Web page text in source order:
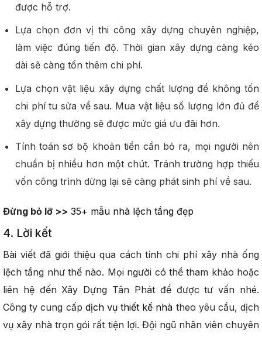
được hỗ trợ.
Lựa chọn đơn vị thi công xây dựng chuyên nghiệp,
làm việc đúng tiến độ. Thời gian xây dựng càng kéo
dài sẽ càng tốn thêm chi phí.
Lựa chọn vật liệu xây dựng chất lượng để không tốn
chi phí tu sửa về sau. Mua vật liệu số lượng lớn đủ để
xây dựng thường sẽ được mức giá ưu đãi hơn.
Tính toán sơ bộ khoản tiền cần bỏ ra, mọi người nên
chuẩn bị nhiều hơn một chút. Tránh trường hợp thiếu
vốn công trình dừng lại sẽ càng phát sinh phí về sau.
Đừng bỏ lỡ >> 35+ mẫu nhà lệch tầng đẹp
4. Lời kết
Bài viết đã giới thiệu qua cách tính chi phí xây nhà ống
lệch tầng như thế nào. Mọi người có thể tham khảo hoặc
liên hệ đến Xây Dựng Tân Phát để được tư vấn nhé.
Công ty cung cấp dịch vụ thiết kế nhà theo yêu cầu, dịch
vụ xây nhà trọn gói rất tiện lợi. Đội ngũ nhân viên chuyên